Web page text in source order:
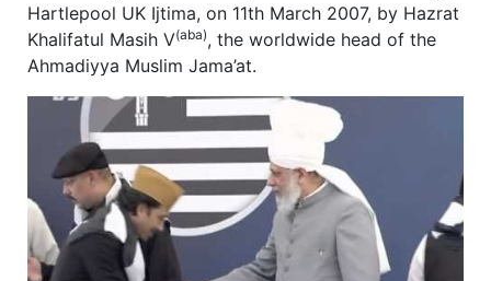
Hartlepool UK Ijtima, on 11th March 2007, by Hazrat
Khalifatul Masih V(aba), the worldwide head of the
Ahmadiyya Muslim Jama’at.